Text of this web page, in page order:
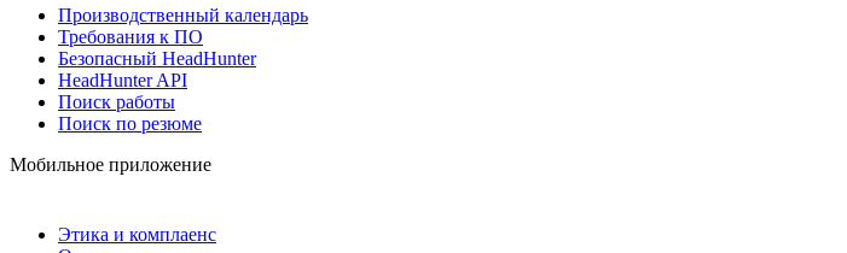
Производственный календарь
Требования к ПО
Безопасный HeadHunter
HeadHunter API
Поиск работы
Поиск по резюме
Мобильное приложение
Этика и комплаенс